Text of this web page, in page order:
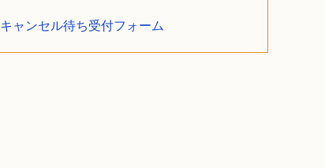
キャンセル待ち受付フォーム